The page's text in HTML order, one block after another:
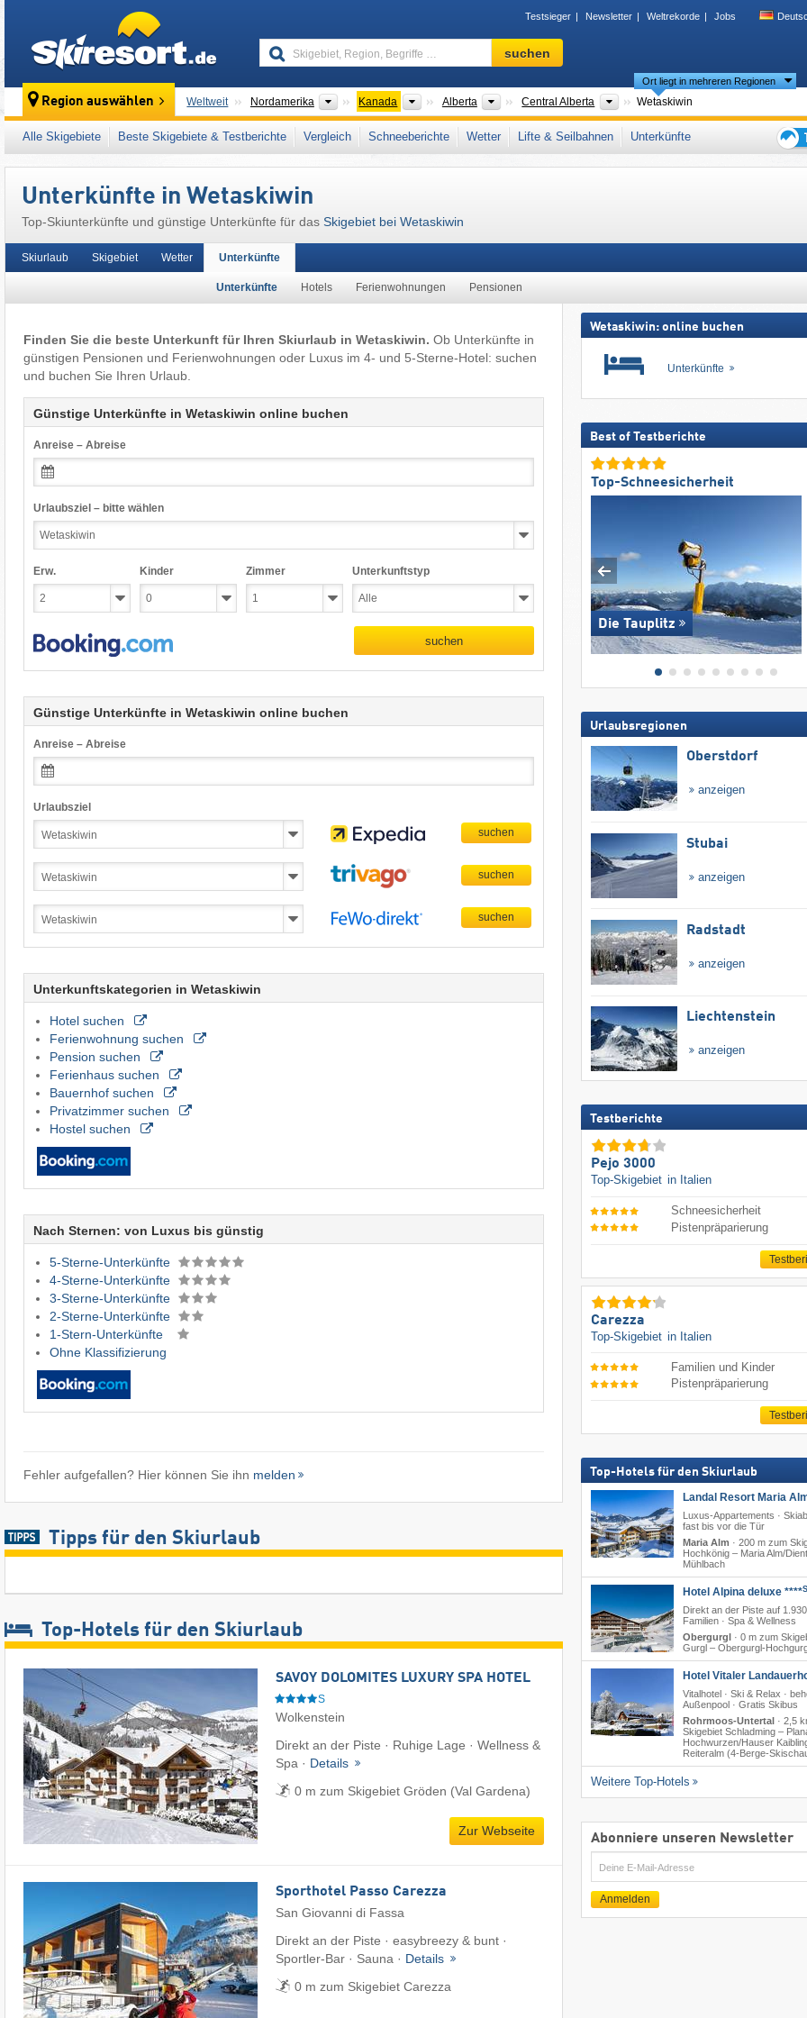
Testsieger Newsletter Weltrekorde Jobs
Skigebiet,
Region,
…
suchen
Region auswählen Weltweit Nordamerika Kontinente
Kanada LänderAlberta Provinzen
Central Alberta Regionen
Ort liegt in mehreren Regionen
Wetaskiwin
Dieser Ort liegt auch in: Canadian Prairies Westkanada
Alle Skigebiete Beste Skigebiete & Testberichte Vergleich Schneeberichte Wetter Lifte & Seilbahnen
Unterkünfte
Unterkünfte in Wetaskiwin
Top-Skiunterkünfte und günstige Unterkünfte für das Skigebiet bei Wetaskiwin
Skiurlaub Skigebiet Wetter Unterkünfte
Unterkünfte Hotels Ferienwohnungen Pensionen
Finden Sie die beste Unterkunft für Ihren Skiurlaub in Wetaskiwin. Ob Unterkünfte in
günstigen Pensionen und Ferienwohnungen oder Luxus im 4- und 5-Sterne-Hotel: suchen
und buchen Sie Ihren Urlaub.
Günstige Unterkünfte in Wetaskiwin online buchen
Anreise – Abreise
Urlaubsziel – bitte wählen
Erw. Kinder Zimmer Unterkunftstyp
suchen
Günstige Unterkünfte in Wetaskiwin online buchen
Anreise – Abreise
Urlaubsziel
Unterkunftskategorien in Wetaskiwin
Hotel suchen
Ferienwohnung suchen
Pension suchen
Ferienhaus suchen
Bauernhof suchen
Privatzimmer suchen
Hostel suchen
Nach Sternen: von Luxus bis günstig
5-Sterne-Unterkünfte
4-Sterne-Unterkünfte
3-Sterne-Unterkünfte
2-Sterne-Unterkünfte
1-Stern-Unterkünfte
Ohne Klassifizierung
Fehler aufgefallen? Hier können Sie ihn melden
Tipps für den Skiurlaub
Top-Hotels für den Skiurlaub
SAVOY DOLOMITES LUXURY SPA HOTEL
S
Wolkenstein
Direkt an der Piste · Ruhige Lage · Wellness &
Spa · Details
0 m zum Skigebiet Gröden (Val Gardena)
Zur Webseite
Sporthotel Passo Carezza
San Giovanni di Fassa
Direkt an der Piste · easybreezy & bunt ·
Sportler-Bar · Sauna · Details
0 m zum Skigebiet Carezza
Wetaskiwin: online buchen
Unterkünfte
Best of Testberichte
Top-Schneesicherheit
Die Tauplitz
Urlaubsregionen
Oberstdorf
anzeigen
Stubai
anzeigen
Radstadt
anzeigen
Liechtenstein
anzeigen
Testberichte
Pejo 3000
Top-Skigebiet in Italien
Schneesicherheit
Pistenpräparierung
Carezza
Top-Skigebiet in Italien
Familien und Kinder
Pistenpräparierung
Top-Hotels für den Skiurlaub
Landal Resort Maria
Luxus-Appartements ·
fast bis vor die Tür
Maria Alm · 200 m zum
Hochkönig – Maria Alm/​
Mühlbach
Hotel Alpina deluxe ****S
Direkt an der Piste auf 1.930
Familien · Spa & Wellness
Obergurgl
· 0 m zum
Gurgl – Obergurgl-
Hotel Vitaler
Vitalhotel · Ski & Relax ·
Außenpool · Gratis Skibus
Rohrmoos-Untertal · 2,5
Skigebiet Schladming –
Hochwurzen/​Hauser
Reiteralm (4-Berge-
Weitere Top-Hotels
Abonniere unseren Newsletter
E-
Mail
Anmelden